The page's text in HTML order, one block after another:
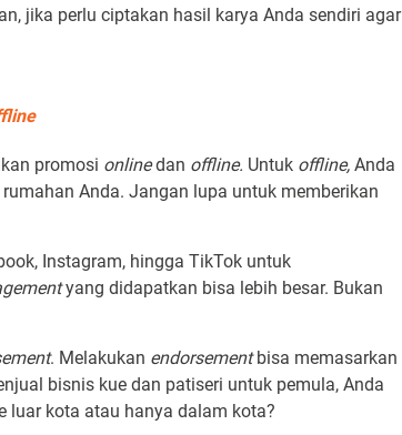
jika perlu ciptakan hasil karya Anda sendiri agar
promosi onlinedan offline. Untuk offline, Anda
Anda. Jangan lupa untuk memberikan
Instagram, hingga TikTok untuk
yang didapatkan bisa lebih besar. Bukan
. Melakukan endorsementbisa memasarkan
bisnis kue dan patiseri untuk pemula, Anda
luar kota atau hanya dalam kota?